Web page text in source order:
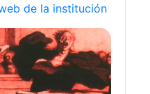
de la institución